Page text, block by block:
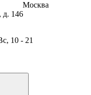
Москва
146
10 - 21